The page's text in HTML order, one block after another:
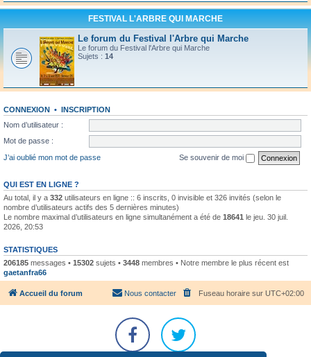
FESTIVAL L'ARBRE QUI MARCHE
Le forum du Festival l'Arbre qui Marche
Le forum du Festival l'Arbre qui Marche
Sujets : 14
CONNEXION • INSCRIPTION
Nom d’utilisateur :
Mot de passe :
J’ai oublié mon mot de passe
Se souvenir de moi
QUI EST EN LIGNE ?
Au total, il y a 332 utilisateurs en ligne :: 6 inscrits, 0 invisible et 326 invités (selon le
nombre d’utilisateurs actifs des 5 dernières minutes)
Le nombre maximal d’utilisateurs en ligne simultanément a été de 18641 le jeu. 30 juil.
2026, 20:53
STATISTIQUES
206185 messages • 15302 sujets • 3448 membres • Notre membre le plus récent est
gaetanfra66
Accueil du forum Fuseau horaire sur UTC+02:00
Nous contacter